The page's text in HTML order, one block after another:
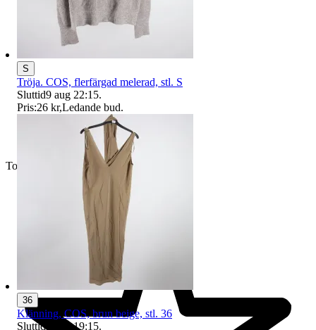
Toppsäljare
S
Tröja. COS, flerfärgad melerad, stl. S
Sluttid9 aug 22:15.
Pris:26 kr,Ledande bud.
36
Klänning, COS, brun beige, stl. 36
Sluttid 9 aug 19:15.